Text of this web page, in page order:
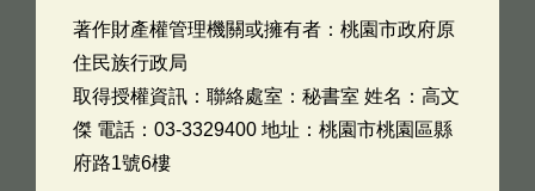
著作財產權管理機關或擁有者：桃園市政府原
住民族行政局
取得授權資訊：聯絡處室：秘書室 姓名：高文
傑 電話：03-3329400 地址：桃園市桃園區縣
府路1號6樓